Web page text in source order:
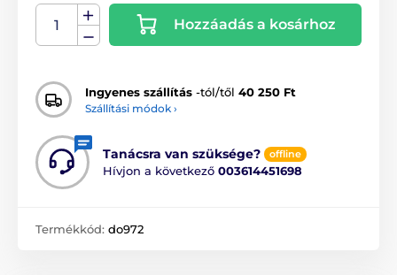
Hozzáadás a kosárhoz
Ingyenes szállítás -tól/től 40 250 Ft
Szállítási módok ›
Tanácsra van szüksége? offline
Hívjon a következő 003614451698
Termékkód: do972